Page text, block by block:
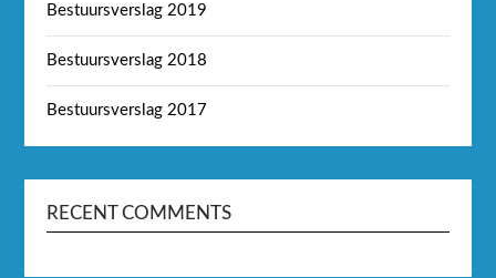
Bestuursverslag 2019
Bestuursverslag 2018
Bestuursverslag 2017
RECENT COMMENTS